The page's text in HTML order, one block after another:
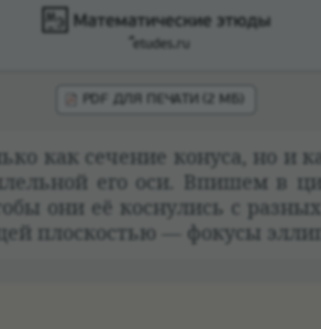
PDF ДЛЯ ПЕЧАТИ (2 МБ)
как сече­ние конуса, но и
его оси. Впишем в
они её кос­ну­лись с
плос­ко­стью — фокусы